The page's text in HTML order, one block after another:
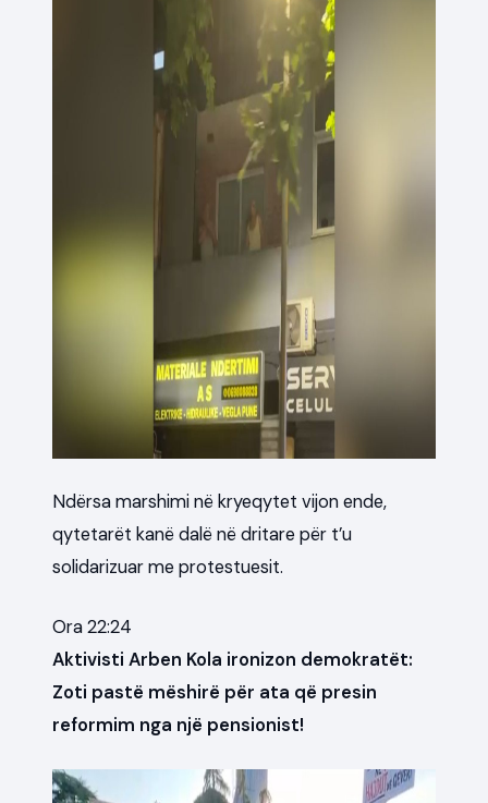
Ndërsa marshimi në kryeqytet vijon ende,
qytetarët kanë dalë në dritare për t’u
solidarizuar me protestuesit.
Ora 22:24
Aktivisti Arben Kola ironizon demokratët:
Zoti pastë mëshirë për ata që presin
reformim nga një pensionist!